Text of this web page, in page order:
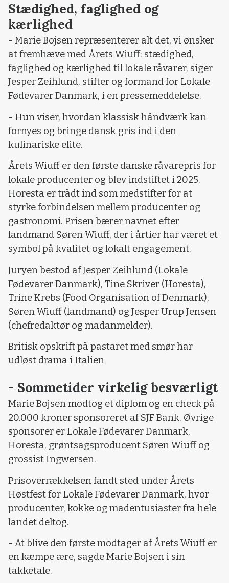
Stædighed, faglighed og
kærlighed
- Marie Bojsen repræsenterer alt det, vi ønsker
at fremhæve med Årets Wiuff: stædighed,
faglighed og kærlighed til lokale råvarer, siger
Jesper Zeihlund, stifter og formand for Lokale
Fødevarer Danmark, i en pressemeddelelse.
- Hun viser, hvordan klassisk håndværk kan
fornyes og bringe dansk gris ind i den
kulinariske elite.
Årets Wiuff er den første danske råvarepris for
lokale producenter og blev indstiftet i 2025.
Horesta er trådt ind som medstifter for at
styrke forbindelsen mellem producenter og
gastronomi. Prisen bærer navnet efter
landmand Søren Wiuff, der i årtier har været et
symbol på kvalitet og lokalt engagement.
Juryen bestod af Jesper Zeihlund (Lokale
Fødevarer Danmark), Tine Skriver (Horesta),
Trine Krebs (Food Organisation of Denmark),
Søren Wiuff (landmand) og Jesper Urup Jensen
(chefredaktør og madanmelder).
Britisk opskrift på pastaret med smør har
udløst drama i Italien
- Sommetider virkelig besværligt
Marie Bojsen modtog et diplom og en check på
20.000 kroner sponsoreret af SJF Bank. Øvrige
sponsorer er Lokale Fødevarer Danmark,
Horesta, grøntsagsproducent Søren Wiuff og
grossist Ingwersen.
Prisoverrækkelsen fandt sted under Årets
Høstfest for Lokale Fødevarer Danmark, hvor
producenter, kokke og madentusiaster fra hele
landet deltog.
- At blive den første modtager af Årets Wiuff er
en kæmpe ære, sagde Marie Bojsen i sin
takketale.